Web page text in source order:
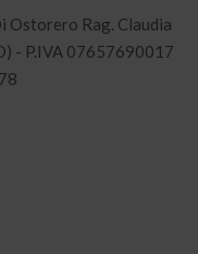
Ostorero Rag. Claudia
- P.IVA 07657690017